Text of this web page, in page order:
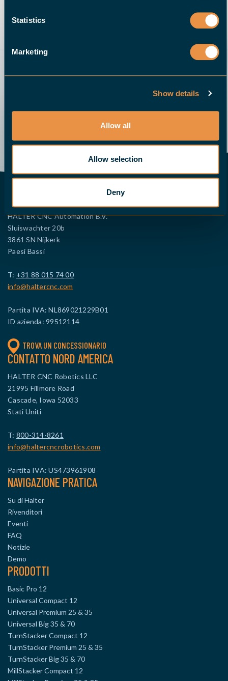
Statistics
Marketing
Show details
Allow all
Allow selection
Deny
HALTER CNC Automation B.V.
Sluiswachter 20b
3861 SN Nijkerk
Paesi Bassi
T: +31 88 015 74 00
info@haltercnc.com
Partita IVA: NL869021229B01
ID azienda: 99512114
TROVA UN CONCESSIONARIO
CONTATTO NORD AMERICA
HALTER CNC Robotics LLC
21995 Fillmore Road
Cascade, Iowa 52033
Stati Uniti
T: 800-314-8261
info@haltercncrobotics.com
Partita IVA: US473961908
NAVIGAZIONE PRATICA
Su di Halter
Rivenditori
Eventi
FAQ
Notizie
Demo
PRODOTTI
Basic Pro 12
Universal Compact 12
Universal Premium 25 & 35
Universal Big 35 & 70
TurnStacker Compact 12
TurnStacker Premium 25 & 35
TurnStacker Big 35 & 70
MillStacker Compact 12